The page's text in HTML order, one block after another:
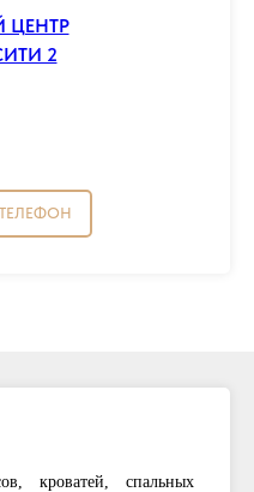
ЦЕНТР
2
кроватей, спальных